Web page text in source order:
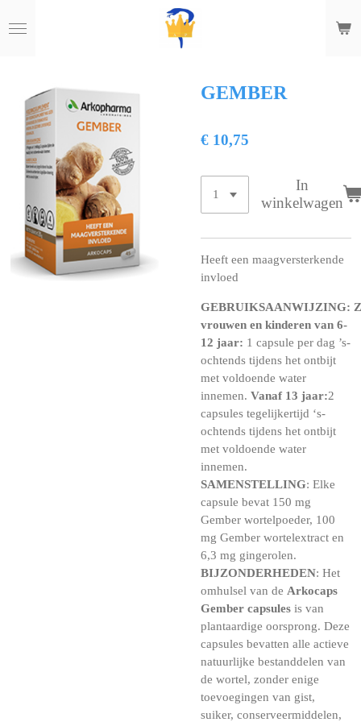
direct
hoofdinhoud
GEMBER
€ 10,75
In
winkelwagen
Heeft een maagversterkende
invloed
GEBRUIKSAANWIJZING:
vrouwen en kinderen van 6-
12 jaar: 1 capsule per dag ’s-
ochtends tijdens het ontbijt
met voldoende water
innemen. Vanaf 13 jaar:2
capsules tegelijkertijd ‘s-
ochtends tijdens het ontbijt
met voldoende water
innemen.
SAMENSTELLING: Elke
capsule bevat 150 mg
Gember wortelpoeder, 100
mg Gember wortelextract en
6,3 mg gingerolen.
BIJZONDERHEDEN: Het
omhulsel van de Arkocaps
Gember capsules is van
plantaardige oorsprong. Deze
capsules bevatten alle actieve
natuurlijke bestanddelen van
de wortel, zonder enige
toevoegingen van gist,
suiker, conserveermiddelen,